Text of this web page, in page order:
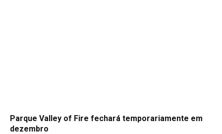
Parque Valley of Fire fechará temporariamente em
dezembro